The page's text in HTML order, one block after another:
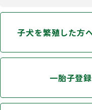
子犬を繁殖した方
一胎子登